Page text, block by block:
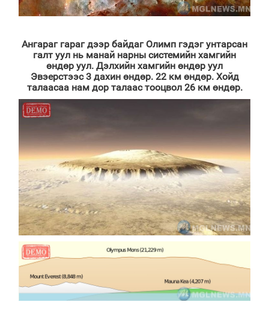
Ангараг гараг дээр байдаг Олимп гэдэг унтарсан
галт уул нь манай нарны системийн хамгийн
өндөр уул. Дэлхийн хамгийн өндөр уул
Эвэерстээс 3 дахин өндөр. 22 км өндөр. Хойд
талаасаа нам дор талаас тооцвол 26 км өндөр.